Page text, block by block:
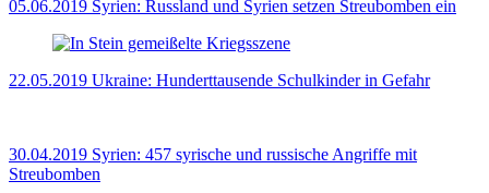
05.06.2019 Syrien: Russland und Syrien setzen Streubomben ein
22.05.2019 Ukraine: Hunderttausende Schulkinder in Gefahr
30.04.2019 Syrien: 457 syrische und russische Angriffe mit
Streubomben